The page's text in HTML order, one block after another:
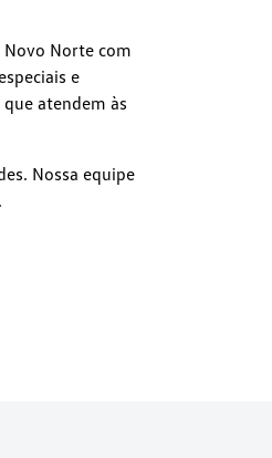
Norte com
e
atendem às
Nossa equipe